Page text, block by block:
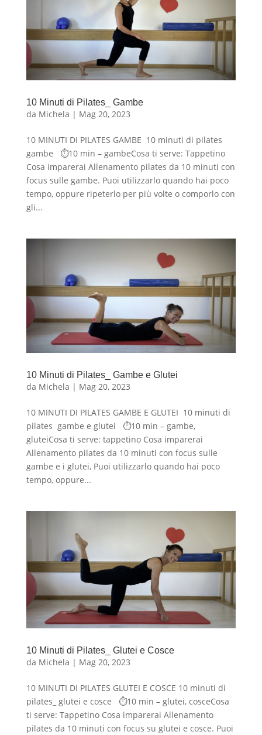
10 Minuti di Pilates_ Gambe
da Michela | Mag 20, 2023
10 MINUTI DI PILATES GAMBE 10 minuti di pilates
gambe ⏱10 min – gambeCosa ti serve: Tappetino
Cosa imparerai Allenamento pilates da 10 minuti con
focus sulle gambe. Puoi utilizzarlo quando hai poco
tempo, oppure ripeterlo per più volte o comporlo con
gli...
10 Minuti di Pilates_ Gambe e Glutei
da Michela | Mag 20, 2023
10 MINUTI DI PILATES GAMBE E GLUTEI 10 minuti di
pilates gambe e glutei ⏱10 min – gambe,
gluteiCosa ti serve: tappetino Cosa imparerai
Allenamento pilates da 10 minuti con focus sulle
gambe e i glutei, Puoi utilizzarlo quando hai poco
tempo, oppure...
10 Minuti di Pilates_ Glutei e Cosce
da Michela | Mag 20, 2023
10 MINUTI DI PILATES GLUTEI E COSCE 10 minuti di
pilates_ glutei e cosce ⏱10 min – glutei, cosceCosa
ti serve: Tappetino Cosa imparerai Allenamento
pilates da 10 minuti con focus su glutei e cosce. Puoi